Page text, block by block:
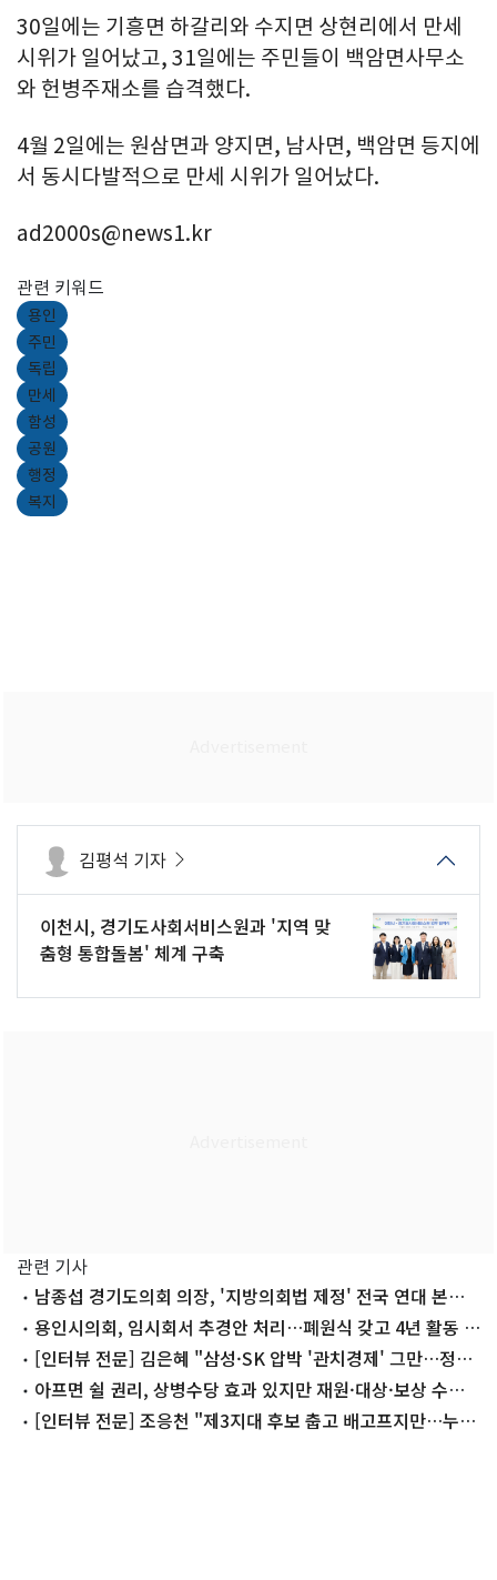
30일에는 기흥면 하갈리와 수지면 상현리에서 만세
시위가 일어났고, 31일에는 주민들이 백암면사무소
와 헌병주재소를 습격했다.
4월 2일에는 원삼면과 양지면, 남사면, 백암면 등지에
서 동시다발적으로 만세 시위가 일어났다.
ad2000s@news1.kr
관련 키워드
용인
주민
독립
만세
함성
공원
행정
복지
김평석 기자
이천시, 경기도사회서비스원과 '지역 맞
춤형 통합돌봄' 체계 구축
관련 기사
남종섭 경기도의회 의장, '지방의회법 제정' 전국 연대 본격
화 용인시의회, 임시회서 추경안 처리…폐원식 갖고 4년 활동 마
무리[인터뷰 전문] 김은혜 "삼성·SK 압박 '관치경제' 그만…정권
짧고 기업 길다"
아프면 쉴 권리, 상병수당 효과 있지만 재원·대상·보상 수준
쟁점[인터뷰 전문] 조응천 "제3지대 후보 춥고 배고프지만…누군